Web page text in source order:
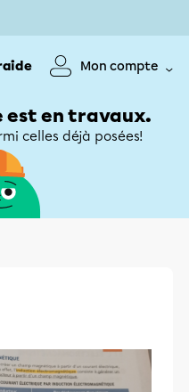
Mon compte
est en travaux.
celles déjà posées!